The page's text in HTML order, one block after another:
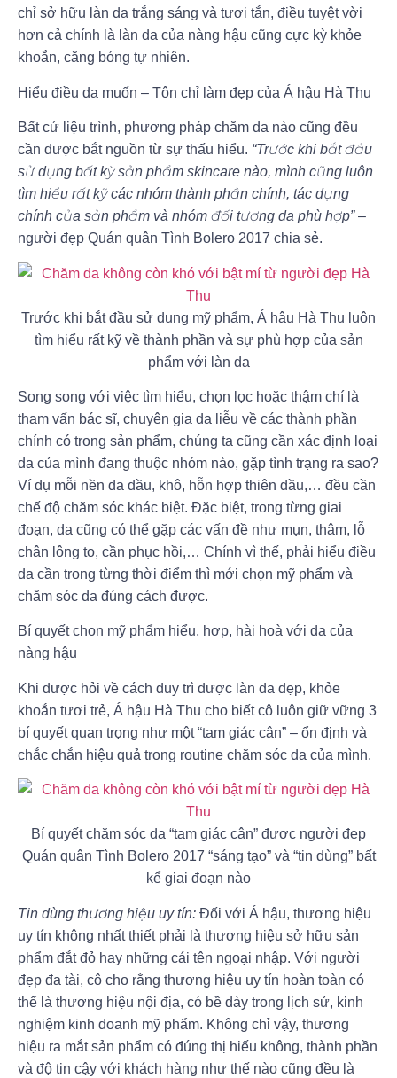
chỉ sở hữu làn da trắng sáng và tươi tắn, điều tuyệt vời
hơn cả chính là làn da của nàng hậu cũng cực kỳ khỏe
khoắn, căng bóng tự nhiên.
Hiểu điều da muốn – Tôn chỉ làm đẹp của Á hậu Hà Thu
Bất cứ liệu trình, phương pháp chăm da nào cũng đều
cần được bắt nguồn từ sự thấu hiểu. “Trước khi bắt đầu
sử dụng bất kỳ sản phẩm skincare nào, mình cũng luôn
tìm hiểu rất kỹ các nhóm thành phần chính, tác dụng
chính của sản phẩm và nhóm đối tượng da phù hợp”–
người đẹp Quán quân Tình Bolero 2017 chia sẻ.
Trước khi bắt đầu sử dụng mỹ phẩm, Á hậu Hà Thu luôn
tìm hiểu rất kỹ về thành phần và sự phù hợp của sản
phẩm với làn da
Song song với việc tìm hiểu, chọn lọc hoặc thậm chí là
tham vấn bác sĩ, chuyên gia da liễu về các thành phần
chính có trong sản phẩm, chúng ta cũng cần xác định loại
da của mình đang thuộc nhóm nào, gặp tình trạng ra sao?
Ví dụ mỗi nền da dầu, khô, hỗn hợp thiên dầu,… đều cần
chế độ chăm sóc khác biệt. Đặc biệt, trong từng giai
đoạn, da cũng có thể gặp các vấn đề như mụn, thâm, lỗ
chân lông to, cần phục hồi,… Chính vì thế, phải hiểu điều
da cần trong từng thời điểm thì mới chọn mỹ phẩm và
chăm sóc da đúng cách được.
Bí quyết chọn mỹ phẩm hiểu, hợp, hài hoà với da của
nàng hậu
Khi được hỏi về cách duy trì được làn da đẹp, khỏe
khoắn tươi trẻ, Á hậu Hà Thu cho biết cô luôn giữ vững 3
bí quyết quan trọng như một “tam giác cân” – ổn định và
chắc chắn hiệu quả trong routine chăm sóc da của mình.
Bí quyết chăm sóc da “tam giác cân” được người đẹp
Quán quân Tình Bolero 2017 “sáng tạo” và “tin dùng” bất
kể giai đoạn nào
Tin dùng thương hiệu uy tín: Đối với Á hậu, thương hiệu
uy tín không nhất thiết phải là thương hiệu sở hữu sản
phẩm đắt đỏ hay những cái tên ngoại nhập. Với người
đẹp đa tài, cô cho rằng thương hiệu uy tín hoàn toàn có
thể là thương hiệu nội địa, có bề dày trong lịch sử, kinh
nghiệm kinh doanh mỹ phẩm. Không chỉ vậy, thương
hiệu ra mắt sản phẩm có đúng thị hiếu không, thành phần
và độ tin cậy với khách hàng như thế nào cũng đều là